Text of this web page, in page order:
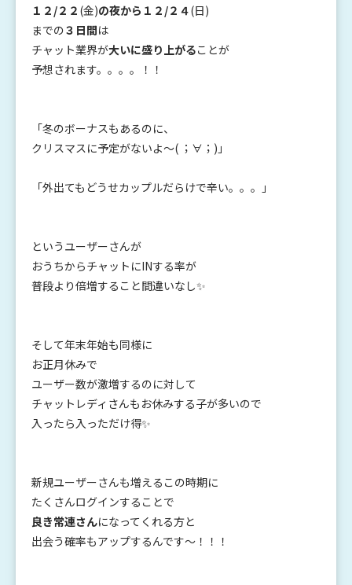
１２/２２ (金)の夜から１２/２４(日)
までの３日間は
チャット業界が大いに盛り上がることが
予想されます。。。。！！
「冬のボーナスもあるのに、
クリスマスに予定がないよ～( ；∀；)」
「外出てもどうせカップルだらけで辛い。。。」
というユーザーさんが
おうちからチャットにINする率が
普段より倍増すること間違いなし✨
そして年末年始も同様に
お正月休みで
ユーザー数が激増するのに対して
チャットレディさんもお休みする子が多いので
入ったら入っただけ得✨
新規ユーザーさんも増えるこの時期に
たくさんログインすることで
良き常連さんになってくれる方と
出会う確率もアップするんです～！！！